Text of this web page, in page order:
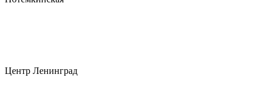
Центр Ленинград